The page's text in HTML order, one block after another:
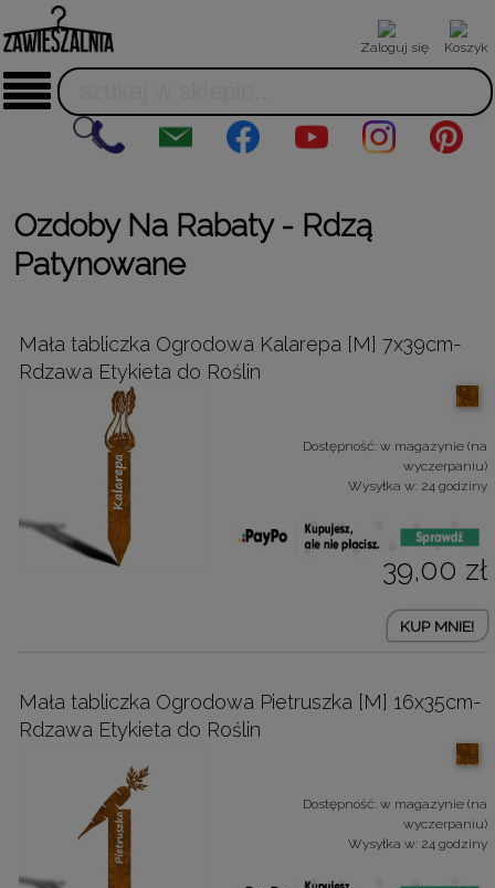
Zaloguj się Koszyk
Ozdoby Na Rabaty - Rdzą
Patynowane
Mała tabliczka Ogrodowa Kalarepa [M] 7x39cm-
Rdzawa Etykieta do Roślin
Dostępność: w magazynie (na
wyczerpaniu)
Wysyłka w: 24 godziny
39,00 zł
KUP MNIE!
Mała tabliczka Ogrodowa Pietruszka [M] 16x35cm-
Rdzawa Etykieta do Roślin
Dostępność: w magazynie (na
wyczerpaniu)
Wysyłka w: 24 godziny